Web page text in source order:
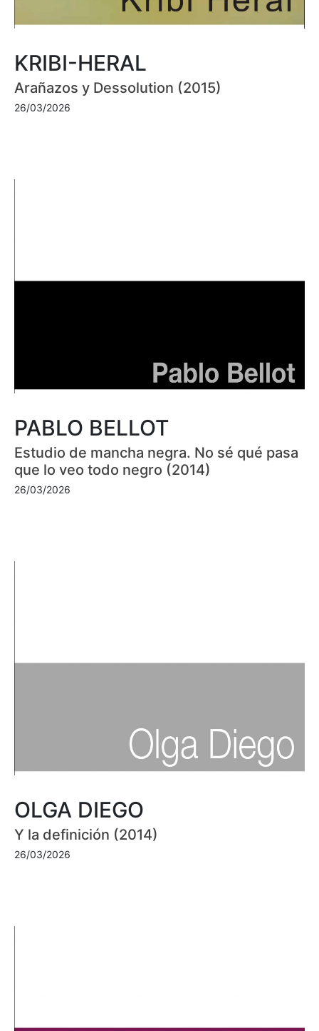
KRIBI-HERAL
Arañazos y Dessolution (2015)
26/03/2026
PABLO BELLOT
Estudio de mancha negra. No sé qué pasa
que lo veo todo negro (2014)
26/03/2026
OLGA DIEGO
Y la definición (2014)
26/03/2026